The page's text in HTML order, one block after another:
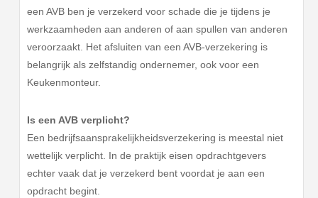
een AVB ben je verzekerd voor schade die je tijdens je
werkzaamheden aan anderen of aan spullen van anderen
veroorzaakt. Het afsluiten van een AVB-verzekering is
belangrijk als zelfstandig ondernemer, ook voor een
Keukenmonteur.
Is een AVB verplicht?
Een bedrijfsaansprakelijkheidsverzekering is meestal niet
wettelijk verplicht. In de praktijk eisen opdrachtgevers
echter vaak dat je verzekerd bent voordat je aan een
opdracht begint.